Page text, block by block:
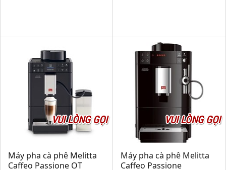
VUI LÒNG GỌI
Máy pha cà phê Melitta
Caffeo Passione OT
VUI LÒNG GỌI
Máy pha cà phê Melitta
Caffeo Passione